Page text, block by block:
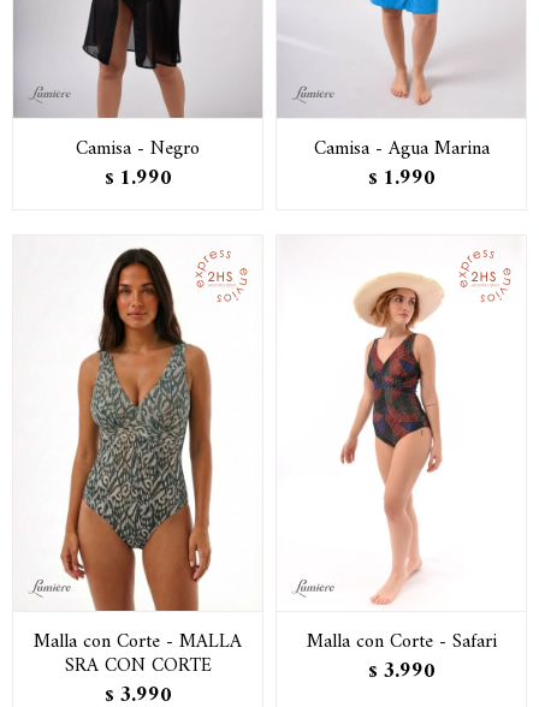
Camisa - Negro
$ 1.990
Camisa - Agua Marina
$ 1.990
Malla con Corte - MALLA
SRA CON CORTE
$ 3.990
Malla con Corte - Safari
$ 3.990